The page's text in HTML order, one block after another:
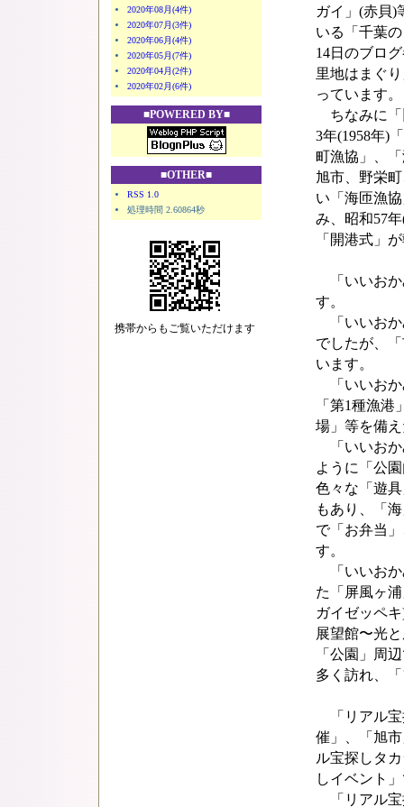
2020年08月(4件)
2020年07月(3件)
2020年06月(4件)
2020年05月(7件)
2020年04月(2件)
2020年02月(6件)
■POWERED BY■
■OTHER■
RSS 1.0
処理時間 2.60864秒
携帯からもご覧いただけます
ガイ」(赤貝)
いる「千葉
14日のブロ
里地はまぐ
っています。
ちなみに「
3年(1958年)
町漁協」、
旭市、野栄
い「海匝漁
み、昭和57
「開港式」
「いいおか
す。
「いいおか
でしたが、
います。
「いいおか
「第1種漁
場」等を備
「いいおか
ように「公
色々な「遊
もあり、「
で「お弁当
す。
「いいおか
た「屏風ヶ
ガイゼッペ
展望館〜光
「公園」周
多く訪れ、
「リアル宝
催」、「旭
ル宝探しタ
しイベント
「リアル宝